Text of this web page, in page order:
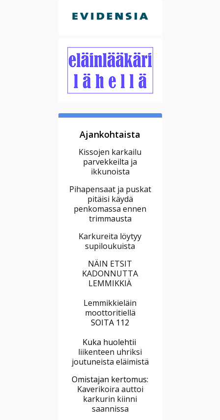
Ajankohtaista
Kissojen karkailu
parvekkeilta ja
ikkunoista
Pihapensaat ja puskat
pitäisi käydä
penkomassa ennen
trimmausta
Karkureita löytyy
supiloukuista
NÄIN ETSIT
KADONNUTTA
LEMMIKKIÄ
Lemmikkieläin
moottoritiellä
SOITA 112
Kuka huolehtii
liikenteen uhriksi
joutuneista eläimistä
Omistajan kertomus:
Kaverikoira auttoi
karkurin kiinni
saannissa